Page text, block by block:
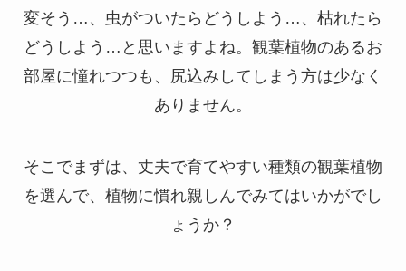
変そう…、虫がついたらどうしよう…、枯れたら
どうしよう…と思いますよね。観葉植物のあるお
部屋に憧れつつも、尻込みしてしまう方は少なく
ありません。
そこでまずは、丈夫で育てやすい種類の観葉植物
を選んで、植物に慣れ親しんでみてはいかがでし
ょうか？